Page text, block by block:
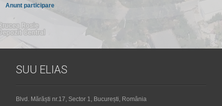
Anunt participare
SUU ELIAS
Blvd. Mărăști nr.17, Sector 1, București, România